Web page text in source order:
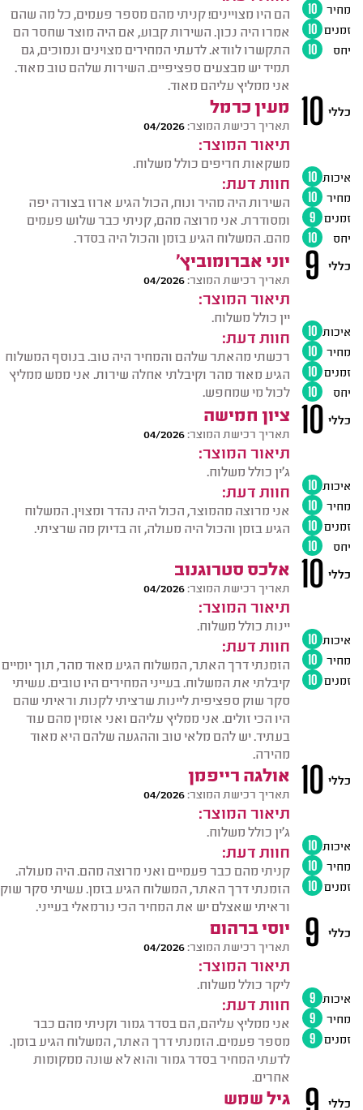
הם היו מצויינים! קניתי מהם מספר פעמים, כל מה שהם
אמרו היה נכון. השירות קבוע, אם היה מוצר שחסר הם
התקשרו לוודא. לדעתי המחירים מצוינים ונמוכים, גם
תמיד יש מבצעים ספציפיים. השירות שלהם טוב מאוד.
אני ממליץ עליהם מאוד.
מחיר
10
זמנים 10
יחס
10
מעין כרמל
תאריך רכישת המוצר:04/2026
תיאור המוצר:
משקאות חריפים כולל משלוח.
חוות דעת:
השירות היה מהיר ונוח, הכול הגיע ארוז בצורה יפה
ומסודרת. אני מרוצה מהם, קניתי כבר שלוש פעמים
מהם. המשלוח הגיע בזמן והכול היה בסדר.
10 כללי
איכות 10
מחיר
10
זמנים 9
יחס
10
יוני אברומוביץ'
תאריך רכישת המוצר:04/2026
תיאור המוצר:
יין כולל משלוח.
חוות דעת:
רכשתי מהאתר שלהם והמחיר היה טוב. בנוסף המשלוח
הגיע מאוד מהר וקיבלתי אחלה שירות. אני ממש ממליץ
לכול מי שמחפש.
9 כללי
איכות 10
מחיר
10
זמנים 10
יחס
10
ציון חמישה
תאריך רכישת המוצר:04/2026
תיאור המוצר:
ג'ין כולל משלוח.
חוות דעת:
אני מרוצה מהמוצר, הכול היה נהדר ומצוין. המשלוח
הגיע בזמן והכול היה מעולה, זה בדיוק מה שרציתי.
10 כללי
איכות 10
מחיר
10
זמנים 10
יחס
10
אלכס סטרוגנוב
תאריך רכישת המוצר:04/2026
תיאור המוצר:
יינות כולל משלוח.
חוות דעת:
הזמנתי דרך האתר, המשלוח הגיע מאוד מהר, תוך יומיים
קיבלתי את המשלוח. בעייני המחירים היו טובים. עשיתי
סקר שוק ספציפית ליינות שרציתי לקנות וראיתי שהם
היו הכי זולים. אני ממליץ עליהם ואני אזמין מהם עוד
בעתיד. יש להם מלאי טוב וההגעה שלהם היא מאוד
מהירה.
10 כללי
איכות 10
מחיר
10
זמנים 10
אולגה רייפמן
תאריך רכישת המוצר:04/2026
תיאור המוצר:
ג'ין כולל משלוח.
חוות דעת:
קניתי מהם כבר פעמיים ואני מרוצה מהם. היה מעולה.
הזמנתי דרך האתר, המשלוח הגיע בזמן. עשיתי סקר שוק
וראיתי שאצלם יש את המחיר הכי נורמאלי בעייני.
10 כללי
איכות 10
מחיר
10
זמנים 10
יוסי ברהום
תאריך רכישת המוצר:04/2026
תיאור המוצר:
ליקר כולל משלוח.
חוות דעת:
אני ממליץ עליהם, הם בסדר גמור וקניתי מהם כבר
מספר פעמים. הזמנתי דרך האתר, המשלוח הגיע בזמן.
לדעתי המחיר בסדר גמור והוא לא שונה ממקומות
אחרים.
9 כללי
איכות 9
מחיר
9
זמנים 9
גיל שמש כללי